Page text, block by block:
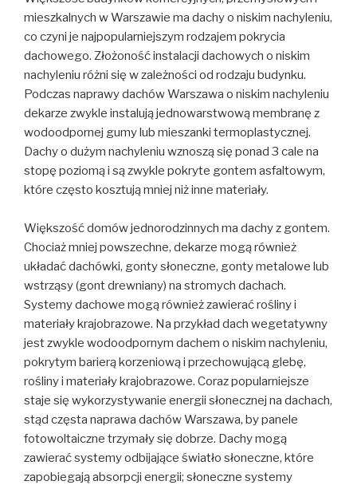
mieszkalnych w Warszawie ma dachy o niskim nachyleniu,
co czyni je najpopularniejszym rodzajem pokrycia
dachowego. Złożoność instalacji dachowych o niskim
nachyleniu różni się w zależności od rodzaju budynku.
Podczas naprawy dachów Warszawa o niskim nachyleniu
dekarze zwykle instalują jednowarstwową membranę z
wodoodpornej gumy lub mieszanki termoplastycznej.
Dachy o dużym nachyleniu wznoszą się ponad 3 cale na
stopę poziomą i są zwykle pokryte gontem asfaltowym,
które często kosztują mniej niż inne materiały.
Większość domów jednorodzinnych ma dachy z gontem.
Chociaż mniej powszechne, dekarze mogą również
układać dachówki, gonty słoneczne, gonty metalowe lub
wstrząsy (gont drewniany) na stromych dachach.
Systemy dachowe mogą również zawierać rośliny i
materiały krajobrazowe. Na przykład dach wegetatywny
jest zwykle wodoodpornym dachem o niskim nachyleniu,
pokrytym barierą korzeniową i przechowującą glebę,
rośliny i materiały krajobrazowe. Coraz popularniejsze
staje się wykorzystywanie energii słonecznej na dachach,
stąd częsta naprawa dachów Warszawa, by panele
fotowoltaiczne trzymały się dobrze. Dachy mogą
zawierać systemy odbijające światło słoneczne, które
zapobiegają absorpcji energii; słoneczne systemy